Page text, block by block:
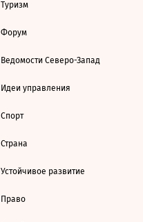
Туризм
Форум
Ведомости Северо-Запад
Идеи управления
Спорт
Страна
Устойчивое развитие
Право